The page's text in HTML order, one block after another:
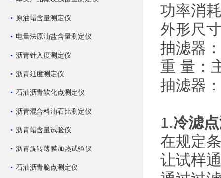
原油蜡含量测定仪
电量法原油盐含量测定仪
沥青针入度测定仪
沥青延度测定仪
石油沥青软化点测定仪
沥青混合料油石比测定仪
沥青蜡含量试验仪
沥青旋转薄膜加热试验仪
石油沥青脆点测定仪
功率消
外形尺
抽滤器
重 量：
抽滤器
1.冷滤
在规定
让试样